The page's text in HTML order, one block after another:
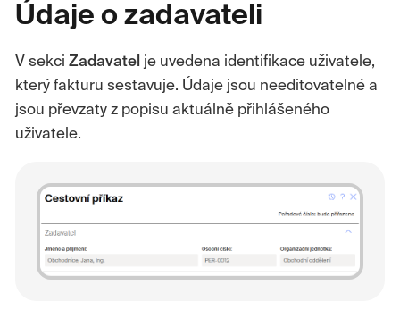
Údaje o zadavateli
V sekci Zadavatel je uvedena identifikace uživatele,
který fakturu sestavuje. Údaje jsou needitovatelné a
jsou převzaty z popisu aktuálně přihlášeného
uživatele.